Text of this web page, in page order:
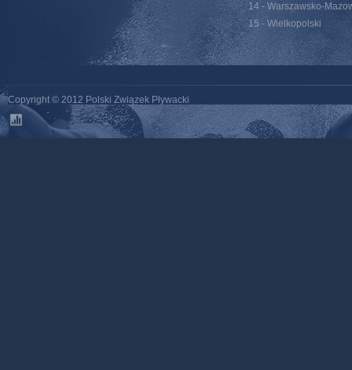
14 - Warszawsko-
15 - Wielkopolski
Copyright © 2012 Polski Związek Pływacki